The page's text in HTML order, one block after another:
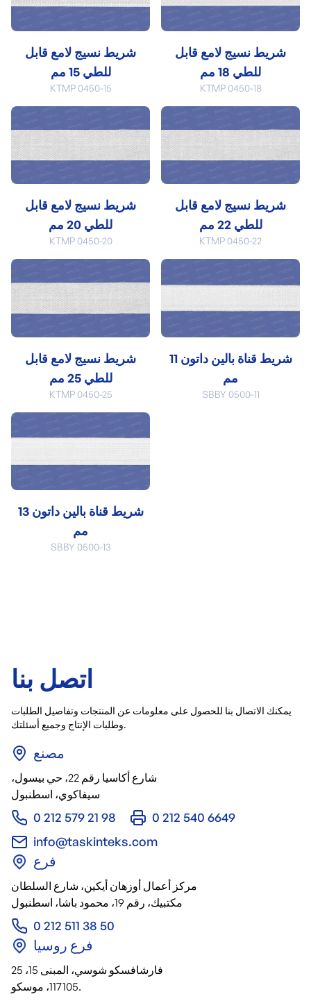
شريط نسيج لامع قابل
للطي 15 مم
KTMP 0450-15
شريط نسيج لامع قابل
للطي 18 مم
KTMP 0450-18
شريط نسيج لامع قابل
للطي 20 مم
KTMP 0450-20
شريط نسيج لامع قابل
للطي 22 مم
KTMP 0450-22
شريط نسيج لامع قابل
للطي 25 مم
KTMP 0450-25
شريط قناة بالين داتون 11
مم
SBBY 0500-11
شريط قناة بالين داتون 13
مم
SBBY 0500-13
اتصل بنا
يمكنك الاتصال بنا للحصول على معلومات عن المنتجات وتفاصيل الطلبات
وطلبات الإنتاج وجميع أسئلتك.
مصنع
شارع أكاسيا رقم 22، حي بيسول،
سيفاكوي، اسطنبول
0 212 579 21 98
0 212 540 6649
info@taskinteks.com
فرع
مركز أعمال أوزهان أيكين، شارع السلطان
مكتبيك، رقم 19، محمود باشا، اسطنبول
0 212 511 38 50
فرع روسيا
25 فارشافسكو شوسي، المبنى 15،
117105، موسكو.